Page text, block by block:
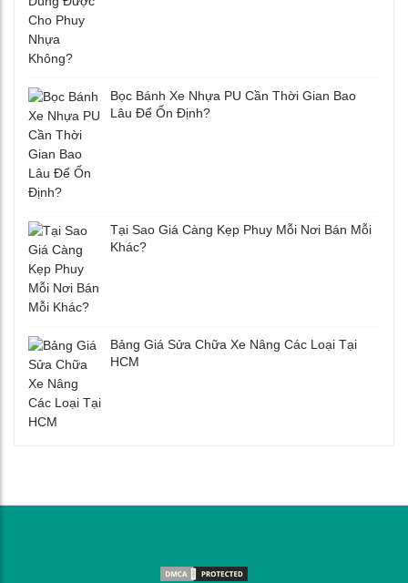
Bọc Bánh Xe Nhựa PU Cần Thời Gian Bao
Lâu Để Ổn Định?
Tại Sao Giá Càng Kẹp Phuy Mỗi Nơi Bán Mỗi
Khác?
Bảng Giá Sửa Chữa Xe Nâng Các Loại Tại
HCM